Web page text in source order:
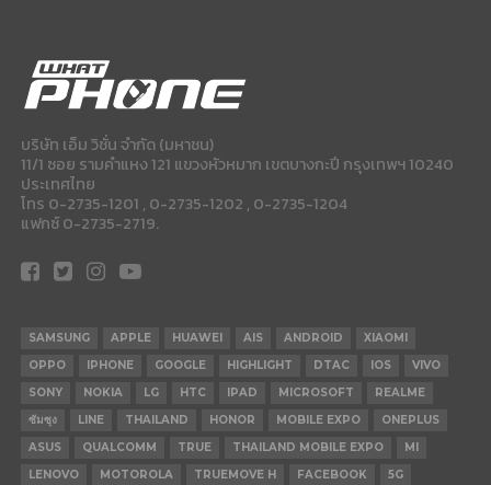
บริษัท เอ็ม วิชั่น จำกัด (มหาชน)
11/1 ซอย รามคำแหง 121 แขวงหัวหมาก เขตบางกะปี กรุงเทพฯ 10240
ประเทศไทย
โทร 0-2735-1201 , 0-2735-1202 , 0-2735-1204
แฟกซ์ 0-2735-2719.
SAMSUNG APPLE HUAWEI AIS ANDROID
XIAOMI
OPPO
IPHONE GOOGLE HIGHLIGHT DTAC IOS
VIVO
SONY
NOKIA LG HTC IPAD MICROSOFT
REALME
ซัมซุง
LINE THAILAND HONOR MOBILE EXPO
ONEPLUS
ASUS
QUALCOMM TRUE THAILAND MOBILE EXPO
MI
LENOVO
MOTOROLA TRUEMOVE H FACEBOOK 5G